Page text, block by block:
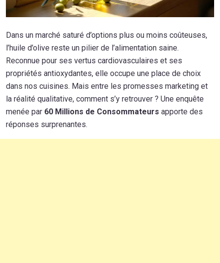
Dans un marché saturé d’options plus ou moins coûteuses,
l’huile d’olive reste un pilier de l’alimentation saine.
Reconnue pour ses vertus cardiovasculaires et ses
propriétés antioxydantes, elle occupe une place de choix
dans nos cuisines. Mais entre les promesses marketing et
la réalité qualitative, comment s’y retrouver ? Une enquête
menée par 60 Millions de Consommateurs apporte des
réponses surprenantes.